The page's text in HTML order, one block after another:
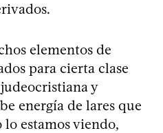
elementos de
para cierta clase
judeocristiana y
energía de lares que
estamos viendo,